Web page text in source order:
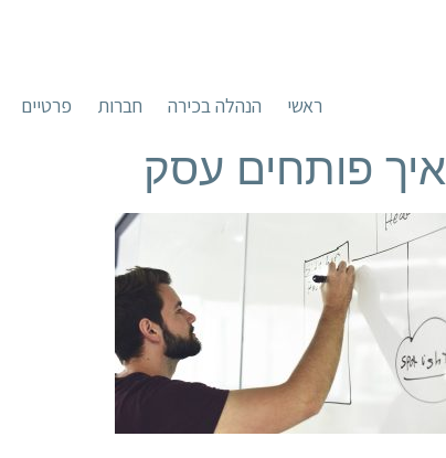
ראשי הנהלה בכירה חברות פרטיים
איך פותחים עסק